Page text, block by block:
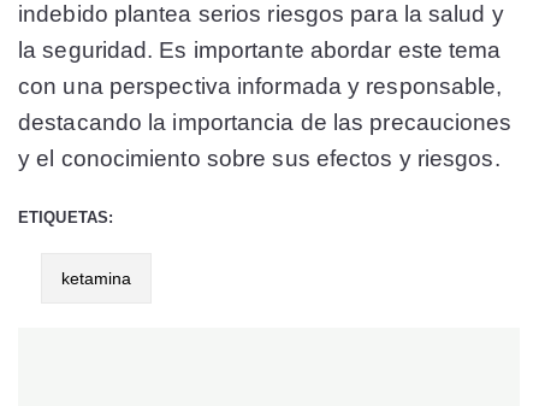
indebido plantea serios riesgos para la salud y
la seguridad. Es importante abordar este tema
con una perspectiva informada y responsable,
destacando la importancia de las precauciones
y el conocimiento sobre sus efectos y riesgos.
ETIQUETAS:
ketamina